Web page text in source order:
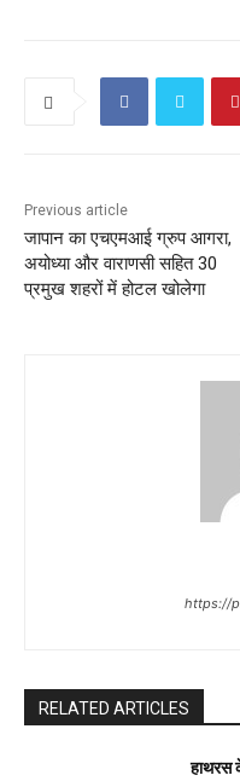
Previous article
जापान का एचएमआई ग्रुप आगरा,
अयोध्या और वाराणसी सहित 30
प्रमुख शहरों में होटल खोलेगा
https://
RELATED ARTICLES
हाथरस